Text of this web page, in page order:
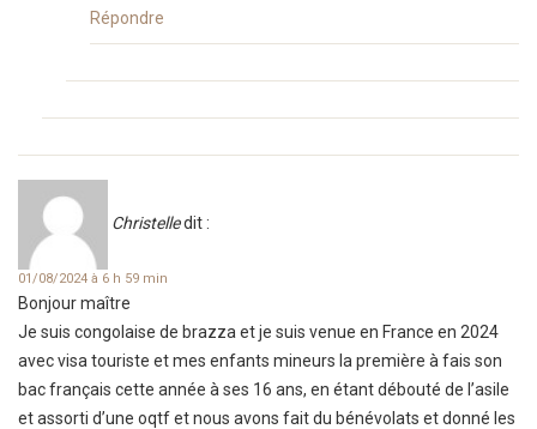
Répondre
Christelledit :
01/08/2024 à 6 h 59 min
Bonjour maître
Je suis congolaise de brazza et je suis venue en France en 2024
avec visa touriste et mes enfants mineurs la première à fais son
bac français cette année à ses 16 ans, en étant débouté de l’asile
et assorti d’une oqtf et nous avons fait du bénévolats et donné les